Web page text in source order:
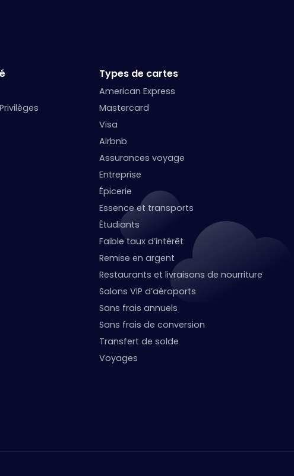
Types de cartes
American Express
Mastercard
Visa
Airbnb
Assurances voyage
Entreprise
Épicerie
Essence et transports
Étudiants
Faible taux d’intérêt
Remise en argent
Restaurants et livraisons de nourriture
Salons VIP d’aéroports
Sans frais annuels
Sans frais de conversion
Transfert de solde
Voyages